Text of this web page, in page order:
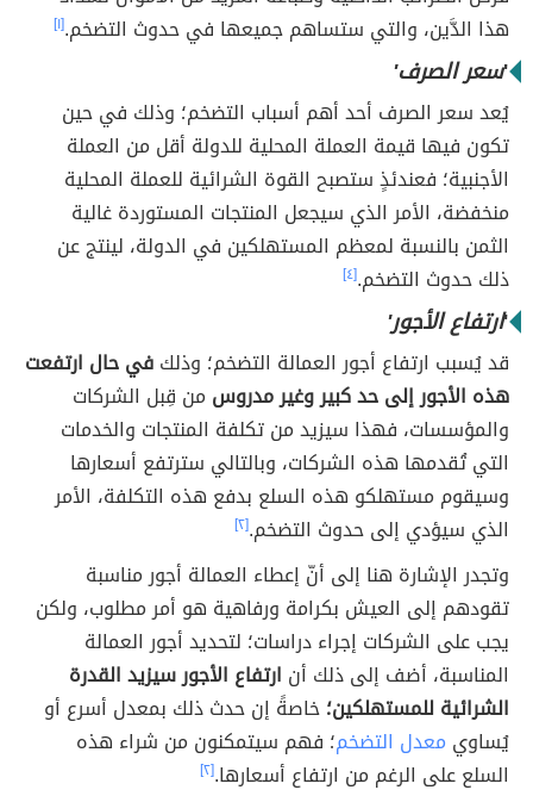
هذا الدَّين، والتي ستساهم جميعها في حدوث التضخم.[١]
'سعر الصرف'
يُعد سعر الصرف أحد أهم أسباب التضخم؛ وذلك في حين
تكون فيها قيمة العملة المحلية للدولة أقل من العملة
الأجنبية؛ فعندئذٍ ستصبح القوة الشرائية للعملة المحلية
منخفضة، الأمر الذي سيجعل المنتجات المستوردة غالية
الثمن بالنسبة لمعظم المستهلكين في الدولة، لينتج عن
ذلك حدوث التضخم.[٤]
'ارتفاع الأجور'
قد يُسبب ارتفاع أجور العمالة التضخم؛ وذلكفي حال ارتفعت
هذه الأجور إلى حد كبير وغير مدروس من قِبل الشركات
والمؤسسات، فهذا سيزيد من تكلفة المنتجات والخدمات
التي تُقدمها هذه الشركات، وبالتالي سترتفع أسعارها
وسيقوم مستهلكو هذه السلع بدفع هذه التكلفة، الأمر
الذي سيؤدي إلى حدوث التضخم.[٢]
وتجدر الإشارة هنا إلى أنّ إعطاء العمالة أجور مناسبة
تقودهم إلى العيش بكرامة ورفاهية هو أمر مطلوب، ولكن
يجب على الشركات إجراء دراسات؛ لتحديد أجور العمالة
المناسبة، أضف إلى ذلك أن ارتفاع الأجور سيزيد القدرة
الشرائية للمستهلكين؛خاصةً إن حدث ذلك بمعدل أسرع أو
يُساوي معدل التضخم؛ فهم سيتمكنون من شراء هذه
السلع على الرغم من ارتفاع أسعارها.[٢]